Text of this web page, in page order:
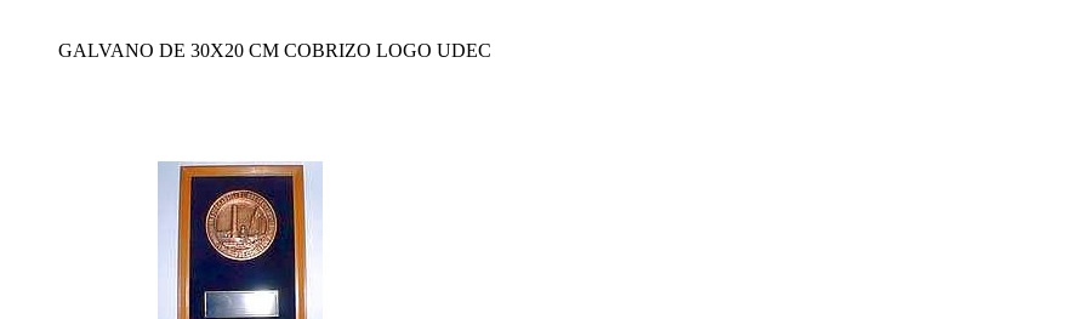
GALVANO DE 30X20 CM COBRIZO LOGO UDEC